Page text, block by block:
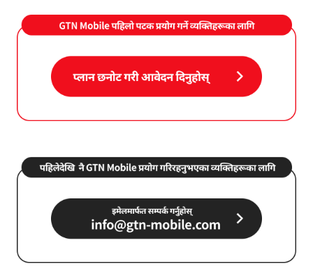
प्रयोग रकम अर्को बिलमा सारिनेछ। छुट 1 येन एकाइबाट लागू गरिन्छ।